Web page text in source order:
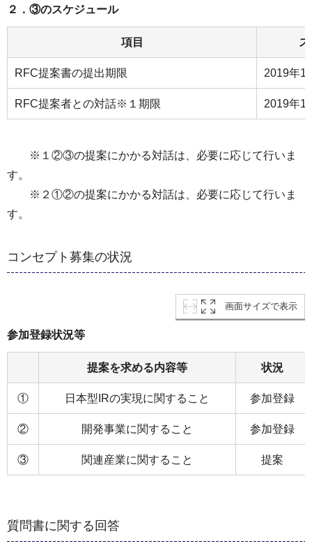
２．③のスケジュール
項目
RFC提案書の提出期限 2019年
RFC提案者との対話※１期限 2019年
※１②③の提案にかかる対話は、必要に応じて行いま
す。
※２①②の提案にかかる対話は、必要に応じて行いま
す。
コンセプト募集の状況
画面サイズで表示
参加登録状況等
提案を求める内容等 状況
① 日本型IRの実現に関すること 参加登録
② 開発事業に関すること 参加登録
③ 関連産業に関すること 提案
質問書に関する回答